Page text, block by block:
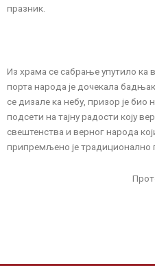
празник.
Из храма се сабрање упутило ка
порта народа је дочекала
се дизале ка небу, призор је
подсети на тајну радости коју
свештенства и верног народа
припремљено је традиционално